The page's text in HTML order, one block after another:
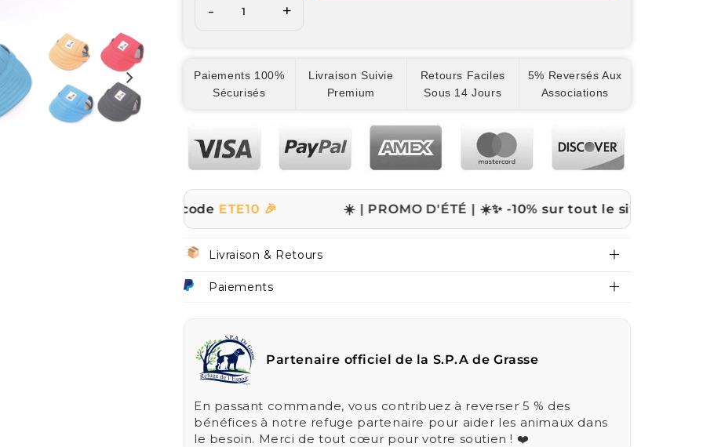
- +
Paiements 100%
Sécurisés
Livraison Suivie
Premium
Retours Faciles
Sous 14 Jours
5% Reversés Aux
Associations
ETE10 🎉 ☀️ | PROMO D'ÉTÉ | ☀️✨ -10% sur tout le site avec le code
Livraison & Retours
Paiements
Partenaire officiel de la S.P.A de Grasse
En passant commande, vous contribuez à reverser 5 % des
bénéfices à notre refuge partenaire pour aider les animaux dans
le besoin. Merci de tout cœur pour votre soutien ! ❤️